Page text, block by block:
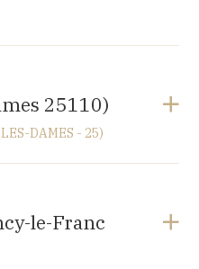
25110)
DAMES - 25)
les-Dames
le-Franc